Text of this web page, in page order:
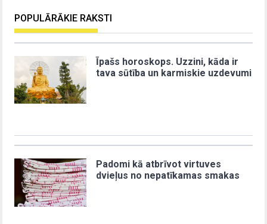
POPULĀRĀKIE RAKSTI
Īpašs horoskops. Uzzini, kāda ir
tava sūtība un karmiskie uzdevumi
Padomi kā atbrīvot virtuves
dvieļus no nepatīkamas smakas